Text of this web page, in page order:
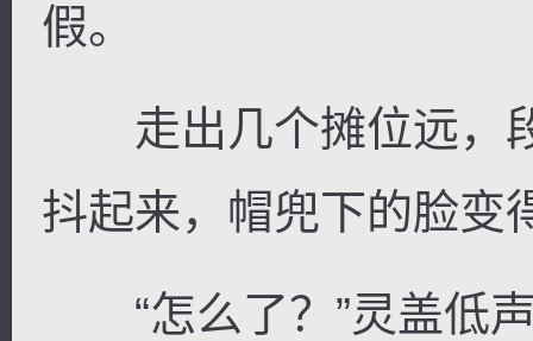
假。
走出几个摊位远，
抖起来，帽兜下的脸变
“怎么了？”灵盖低